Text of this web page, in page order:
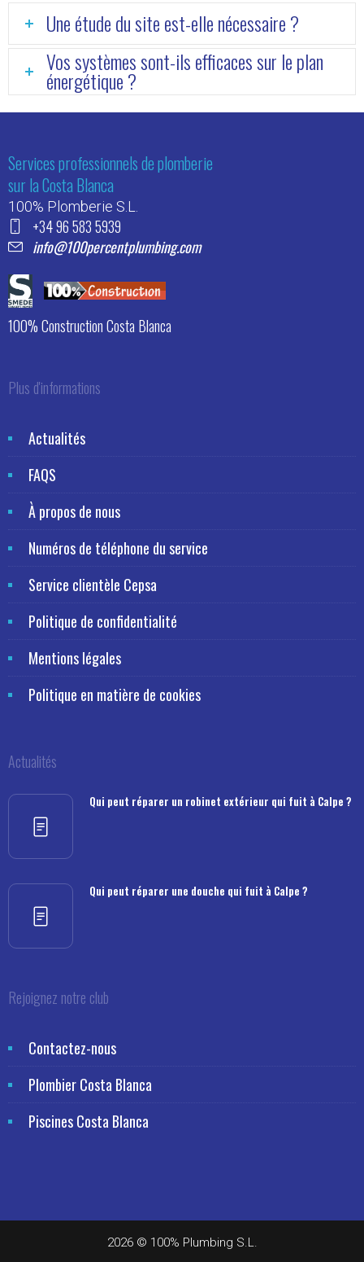
Une étude du site est-elle nécessaire ?
Vos systèmes sont-ils efficaces sur le plan
énergétique ?
Services professionnels de plomberie
sur la Costa Blanca
100% Plomberie S.L.
+34 96 583 5939
info@100percentplumbing.com
100% Construction Costa Blanca
Plus d'informations
Actualités
FAQS
À propos de nous
Numéros de téléphone du service
Service clientèle Cepsa
Politique de confidentialité
Mentions légales
Politique en matière de cookies
Actualités
Qui peut réparer un robinet extérieur qui fuit à Calpe ?
Qui peut réparer une douche qui fuit à Calpe ?
Rejoignez notre club
Contactez-nous
Plombier Costa Blanca
Piscines Costa Blanca
2026 © 100% Plumbing S.L.